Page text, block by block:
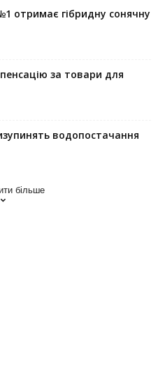
отримає гібридну сонячну
за товари для
водопостачання
більше